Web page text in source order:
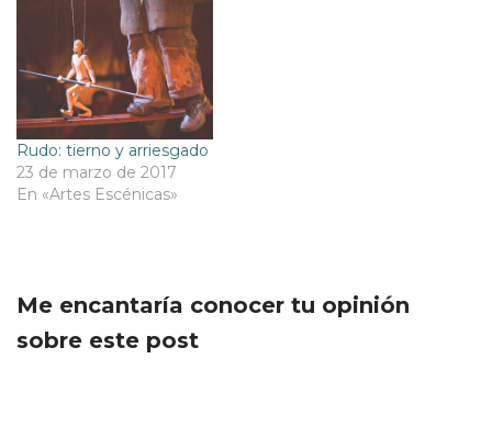
Rudo: tierno y arriesgado
23 de marzo de 2017
En «Artes Escénicas»
Me encantaría conocer tu opinión
sobre este post